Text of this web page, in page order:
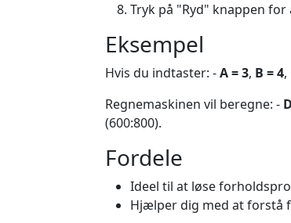
Tryk på "Ryd" knappen
Eksempel
Hvis du indtaster: -A = 3, B = 4,
Regnemaskinen vil beregne: -
(600:800).
Fordele
Ideel til at løse
Hjælper dig med at forstå